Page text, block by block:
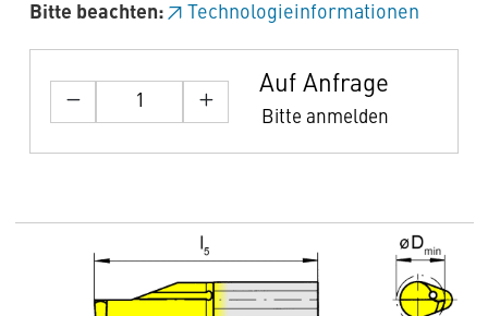
Bitte beachten:
Technologieinformationen
Auf Anfrage
Bitte anmelden